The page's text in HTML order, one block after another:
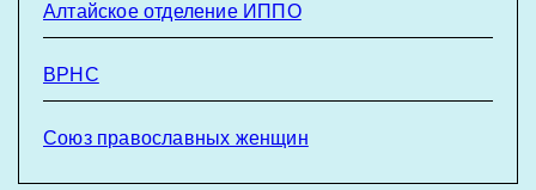
Алтайское отделение ИППО
ВРНС
Союз православных женщин